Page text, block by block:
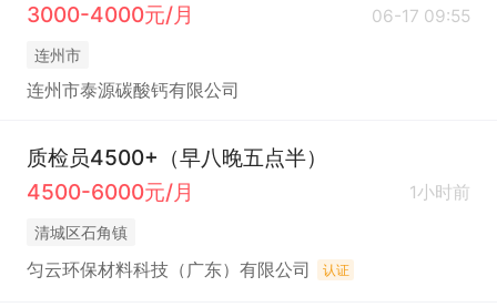
3000-4000元/月
06-17 09:55
连州市
连州市泰源碳酸钙有限公司
质检员4500+（早八晚五点半）
4500-6000元/月
1小时前
清城区石角镇
匀云环保材料科技（广东）有限公司 认证